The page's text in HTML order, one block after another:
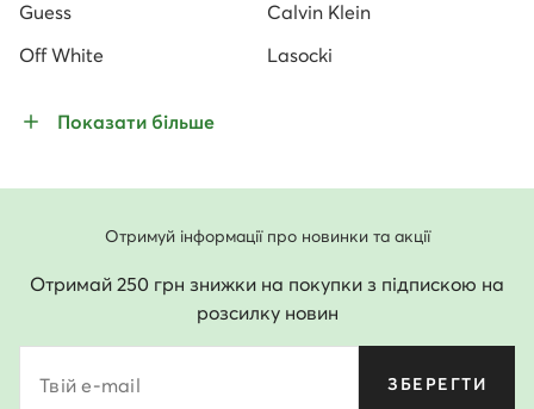
Guess
Calvin Klein
Off White
Lasocki
Показати більше
Отримуй інформації про новинки та акції
Отримай 250 грн знижки на покупки з підпискою на
розсилку новин
Твій e-mail ЗБЕРЕГТИ